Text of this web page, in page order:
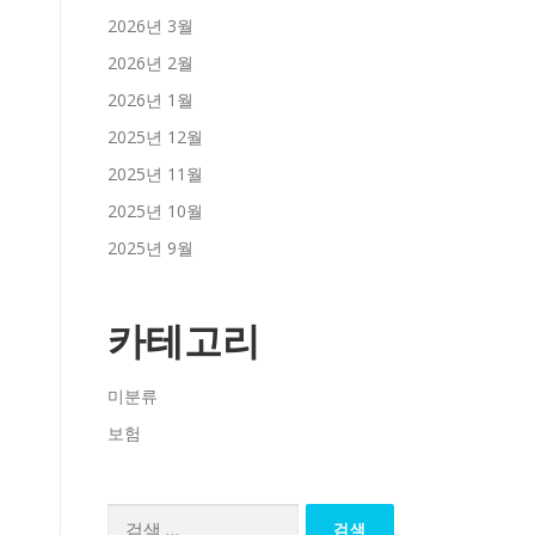
2026년 3월
2026년 2월
2026년 1월
2025년 12월
2025년 11월
2025년 10월
2025년 9월
카테고리
미분류
보험